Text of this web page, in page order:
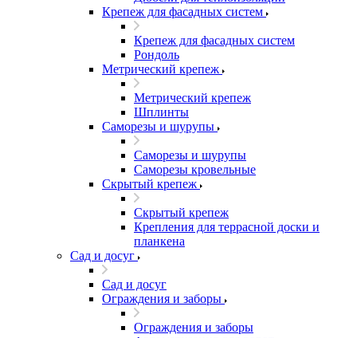
Крепеж для фасадных систем
Крепеж для фасадных систем
Рондоль
Метрический крепеж
Метрический крепеж
Шплинты
Саморезы и шурупы
Саморезы и шурупы
Саморезы кровельные
Скрытый крепеж
Скрытый крепеж
Крепления для террасной доски и
планкена
Сад и досуг
Сад и досуг
Ограждения и заборы
Ограждения и заборы